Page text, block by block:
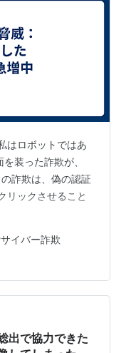
はロボットではあ
装った詐欺が、
詐欺は、偽の認証
リックさせること
サイバー詐欺
出で協力できた